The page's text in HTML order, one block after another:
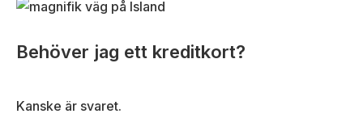
Behöver jag ett kreditkort?
Kanske är svaret.